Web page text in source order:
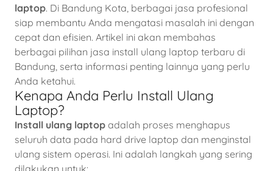
laptop. Di Bandung Kota, berbagai jasa profesional
siap membantu Anda mengatasi masalah ini dengan
cepat dan efisien. Artikel ini akan membahas
berbagai pilihan jasa install ulang laptop terbaru di
Bandung, serta informasi penting lainnya yang perlu
Anda ketahui.
Kenapa Anda Perlu Install Ulang
Laptop?
Install ulang laptop adalah proses menghapus
seluruh data pada hard drive laptop dan menginstal
ulang sistem operasi. Ini adalah langkah yang sering
dilakukan untuk: